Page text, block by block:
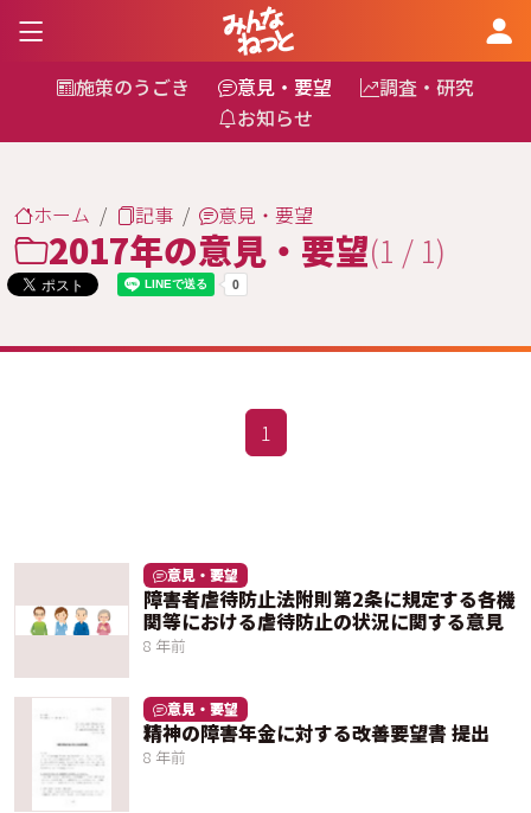
施策のうごき 意見・要望
調査・研究
お知らせ
ホーム 記事 意見・要望
2017年の意見・要望(1 / 1)
1
意見・要望
障害者虐待防止法附則第2条に規定する各機
関等における虐待防止の状況に関する意見
8 年前
意見・要望
精神の障害年金に対する改善要望書 提出
8 年前